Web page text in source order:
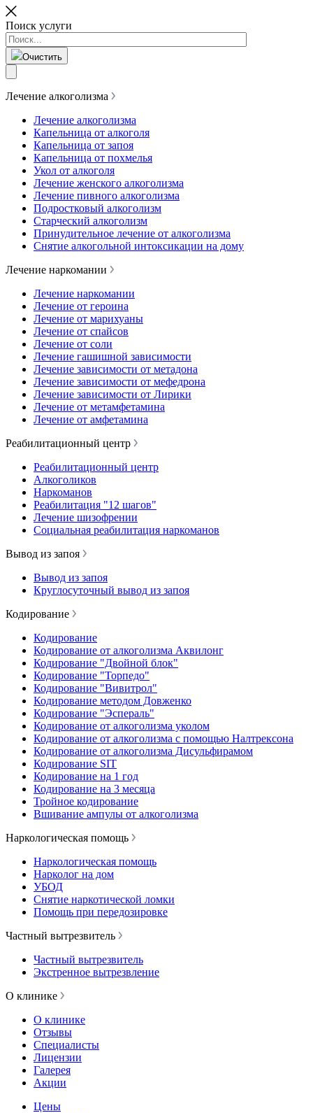
Поиск услуги
Очистить
Лечение алкоголизма
Лечение алкоголизма
Капельница от алкоголя
Капельница от запоя
Капельница от похмелья
Укол от алкоголя
Лечение женского алкоголизма
Лечение пивного алкоголизма
Подростковый алкоголизм
Старческий алкоголизм
Принудительное лечение от алкоголизма
Снятие алкогольной интоксикации на дому
Лечение наркомании
Лечение наркомании
Лечение от героина
Лечение от марихуаны
Лечение от спайсов
Лечение от соли
Лечение гашишной зависимости
Лечение зависимости от метадона
Лечение зависимости от мефедрона
Лечение зависимости от Лирики
Лечение от метамфетамина
Лечение от амфетамина
Реабилитационный центр
Реабилитационный центр
Алкоголиков
Наркоманов
Реабилитация "12 шагов"
Лечение шизофрении
Социальная реабилитация наркоманов
Вывод из запоя
Вывод из запоя
Круглосуточный вывод из запоя
Кодирование
Кодирование
Кодирование от алкоголизма Аквилонг
Кодирование "Двойной блок"
Кодирование "Торпедо"
Кодирование "Вивитрол"
Кодирование методом Довженко
Кодирование "Эспераль"
Кодирование от алкоголизма уколом
Кодирование от алкоголизма с помощью Налтрексона
Кодирование от алкоголизма Дисульфирамом
Кодирование SIT
Кодирование на 1 год
Кодирование на 3 месяца
Тройное кодирование
Вшивание ампулы от алкоголизма
Наркологическая помощь
Наркологическая помощь
Нарколог на дом
УБОД
Снятие наркотической ломки
Помощь при передозировке
Частный вытрезвитель
Частный вытрезвитель
Экстренное вытрезвление
О клинике
О клинике
Отзывы
Специалисты
Лицензии
Галерея
Акции
Цены